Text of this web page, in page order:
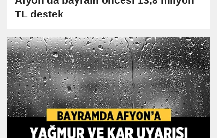
TL destek